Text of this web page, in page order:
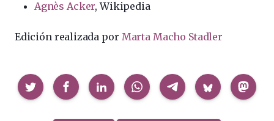
Agnès Acker, Wikipedia
Edición realizada por Marta Macho Stadler
Compartir